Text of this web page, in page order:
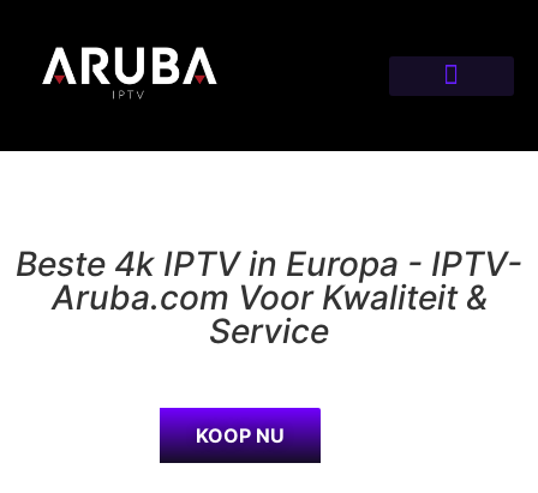
Beste 4k IPTV in Europa - IPTV-
Aruba.com Voor Kwaliteit &
Service
KOOP NU